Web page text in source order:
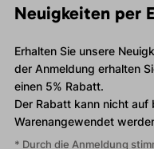
Neuigkeiten per
Erhalten Sie unsere
der Anmeldung erhalten
einen 5% Rabatt.
Der Rabatt kann nicht
Warenangewendet
* Durch die Anmeldung